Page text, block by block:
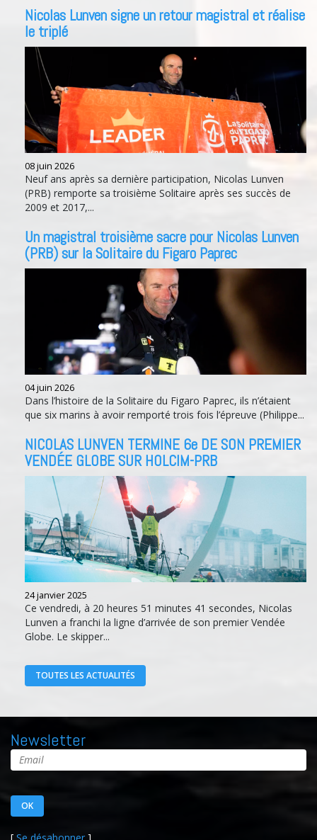
Nicolas Lunven signe un retour magistral et réalise
le triplé
08 juin 2026
Neuf ans après sa dernière participation, Nicolas Lunven
(PRB) remporte sa troisième Solitaire après ses succès de
2009 et 2017,...
Un magistral troisième sacre pour Nicolas Lunven
(PRB) sur la Solitaire du Figaro Paprec
04 juin 2026
Dans l’histoire de la Solitaire du Figaro Paprec, ils n’étaient
que six marins à avoir remporté trois fois l’épreuve (Philippe...
NICOLAS LUNVEN TERMINE 6e DE SON PREMIER
VENDÉE GLOBE SUR HOLCIM-PRB
24 janvier 2025
Ce vendredi, à 20 heures 51 minutes 41 secondes, Nicolas
Lunven a franchi la ligne d’arrivée de son premier Vendée
Globe. Le skipper...
TOUTES LES ACTUALITÉS
Newsletter